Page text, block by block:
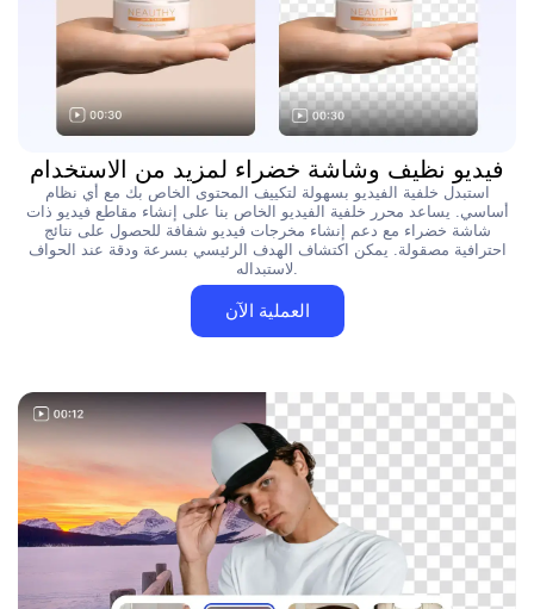
فيديو نظيف وشاشة خضراء لمزيد من الاستخدام
استبدل خلفية الفيديو بسهولة لتكييف المحتوى الخاص بك مع أي نظام
أساسي. يساعد محرر خلفية الفيديو الخاص بنا على إنشاء مقاطع فيديو ذات
شاشة خضراء مع دعم إنشاء مخرجات فيديو شفافة للحصول على نتائج
احترافية مصقولة. يمكن اكتشاف الهدف الرئيسي بسرعة ودقة عند الحواف
العملية الآن